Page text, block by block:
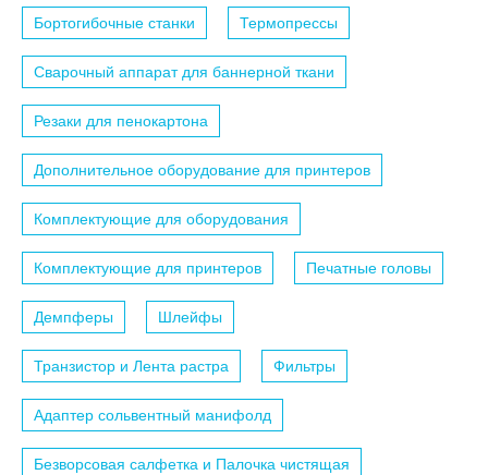
Бортогибочные станки Термопрессы
Сварочный аппарат для баннерной ткани
Резаки для пенокартона
Дополнительное оборудование для принтеров
Комплектующие для оборудования
Комплектующие для принтеров Печатные головы
Демпферы Шлейфы
Транзистор и Лента растра Фильтры
Адаптер сольвентный манифолд
Безворсовая салфетка и Палочка чистящая